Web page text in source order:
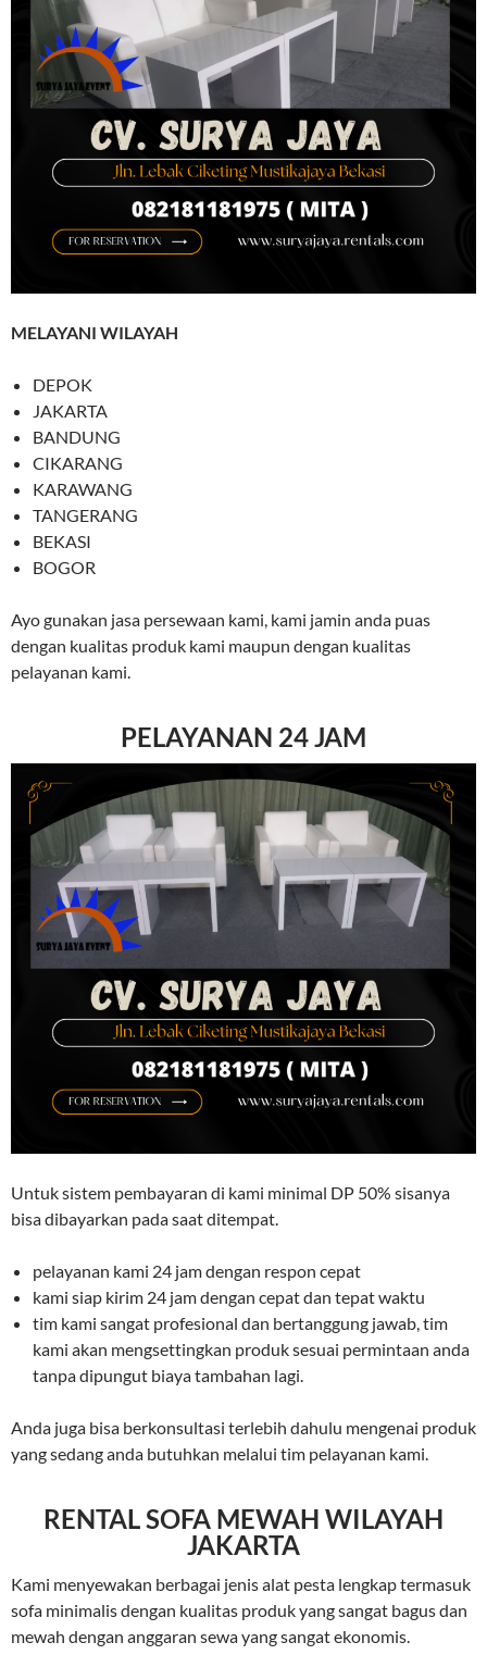
MELAYANI WILAYAH
DEPOK
JAKARTA
BANDUNG
CIKARANG
KARAWANG
TANGERANG
BEKASI
BOGOR
Ayo gunakan jasa persewaan kami, kami jamin anda puas
dengan kualitas produk kami maupun dengan kualitas
pelayanan kami.
PELAYANAN 24 JAM
Untuk sistem pembayaran di kami minimal DP 50% sisanya
bisa dibayarkan pada saat ditempat.
pelayanan kami 24 jam dengan respon cepat
kami siap kirim 24 jam dengan cepat dan tepat waktu
tim kami sangat profesional dan bertanggung jawab, tim
kami akan mengsettingkan produk sesuai permintaan anda
tanpa dipungut biaya tambahan lagi.
Anda juga bisa berkonsultasi terlebih dahulu mengenai produk
yang sedang anda butuhkan melalui tim pelayanan kami.
RENTAL SOFA MEWAH WILAYAH
JAKARTA
Kami menyewakan berbagai jenis alat pesta lengkap termasuk
sofa minimalis dengan kualitas produk yang sangat bagus dan
mewah dengan anggaran sewa yang sangat ekonomis.